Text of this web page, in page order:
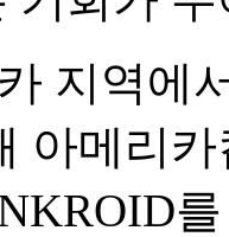
지역에
아메리